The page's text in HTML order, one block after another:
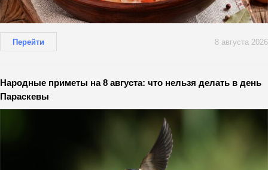
Перейти 8 августа 2026
Народные приметы на 8 августа: что нельзя делать в день
Параскевы